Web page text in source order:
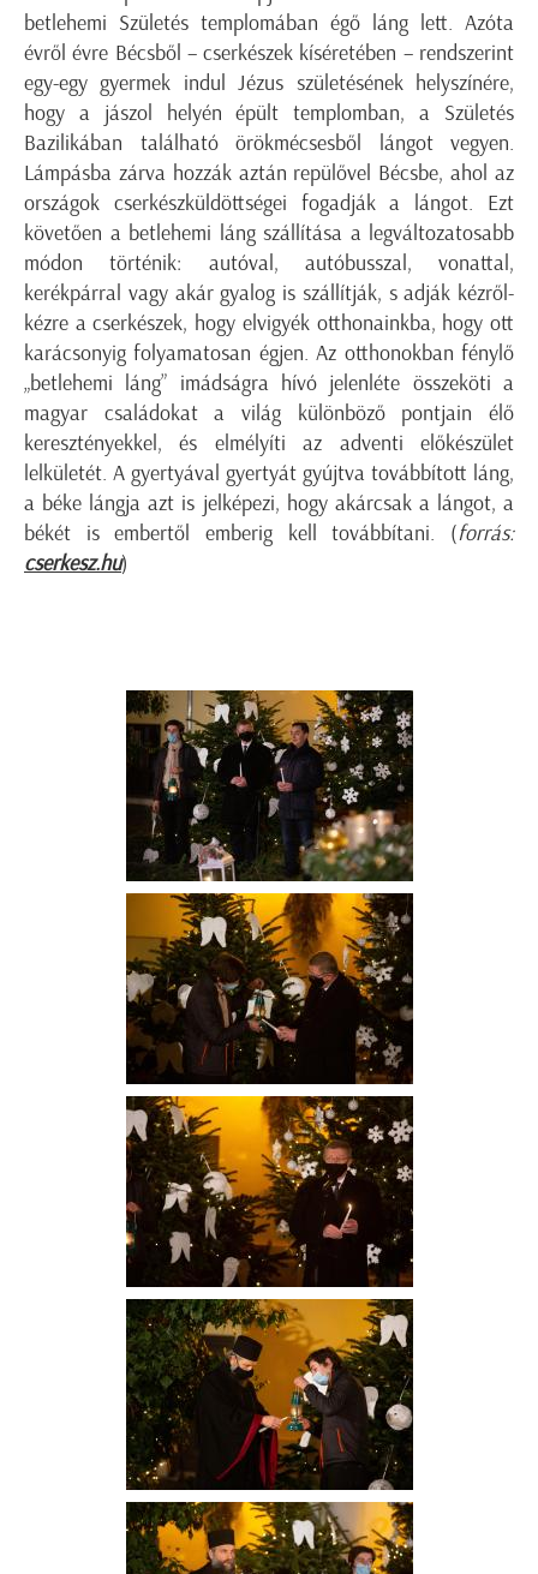
betlehemi Születés templomában égő láng lett. Azóta
évről évre Bécsből – cserkészek kíséretében – rendszerint
egy-egy gyermek indul Jézus születésének helyszínére,
hogy a jászol helyén épült templomban, a Születés
Bazilikában található örökmécsesből lángot vegyen.
Lámpásba zárva hozzák aztán repülővel Bécsbe, ahol az
országok cserkészküldöttségei fogadják a lángot. Ezt
követően a betlehemi láng szállítása a legváltozatosabb
módon történik: autóval, autóbusszal, vonattal,
kerékpárral vagy akár gyalog is szállítják, s adják kézről-
kézre a cserkészek, hogy elvigyék otthonainkba, hogy ott
karácsonyig folyamatosan égjen. Az otthonokban fénylő
„betlehemi láng” imádságra hívó jelenléte összeköti a
magyar családokat a világ különböző pontjain élő
keresztényekkel, és elmélyíti az adventi előkészület
lelkületét. A gyertyával gyertyát gyújtva továbbított láng,
a béke lángja azt is jelképezi, hogy akárcsak a lángot, a
békét is embertől emberig kell továbbítani. (forrás:
cserkesz.hu)